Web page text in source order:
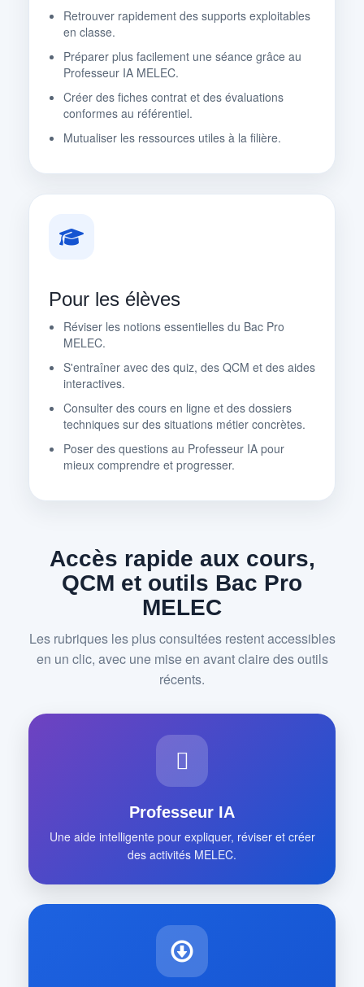
Retrouver rapidement des supports exploitables
en classe.
Préparer plus facilement une séance grâce au
Professeur IA MELEC.
Créer des fiches contrat et des évaluations
conformes au référentiel.
Mutualiser les ressources utiles à la filière.
Pour les élèves
Réviser les notions essentielles du Bac Pro
MELEC.
S'entraîner avec des quiz, des QCM et des aides
interactives.
Consulter des cours en ligne et des dossiers
techniques sur des situations métier concrètes.
Poser des questions au Professeur IA pour
mieux comprendre et progresser.
Accès rapide aux cours,
QCM et outils Bac Pro
MELEC
Les rubriques les plus consultées restent accessibles
en un clic, avec une mise en avant claire des outils
récents.
Professeur IA
Une aide intelligente pour expliquer, réviser et créer
des activités MELEC.